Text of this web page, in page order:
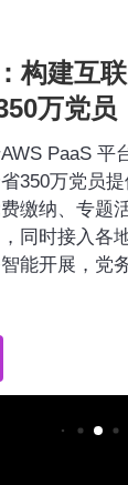
构建互
万党员
PaaS 平
350万党员提
缴纳、专题
同时接入各
能开展，党